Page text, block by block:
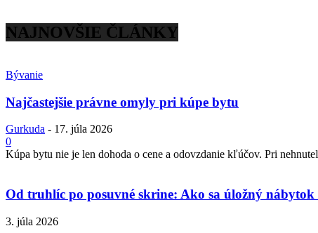
NAJNOVŠIE ČLÁNKY
Bývanie
Najčastejšie právne omyly pri kúpe bytu
Gurkuda - 17. júla 2026
0
Kúpa bytu nie je len dohoda o cene a odovzdanie kľúčov. Pri
Od truhlíc po posuvné skrine: Ako sa úložný nábytok
3. júla 2026